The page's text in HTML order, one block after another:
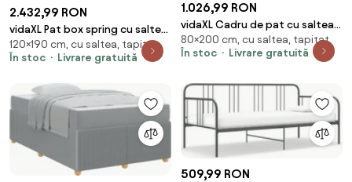
2.432,99 RON
vidaXL Pat box spring cu saltea,
gri deschis, 120x190 cm, textil
120×190 cm, cu saltea, tapițat
În stoc
Livrare gratuită
1.026,99 RON
vidaXL Cadru de pat cu saltea
Gri închis 80 x 200 cm țesătură
80×200 cm, cu saltea, tapițat
În stoc
Livrare gratuită
509,99 RON